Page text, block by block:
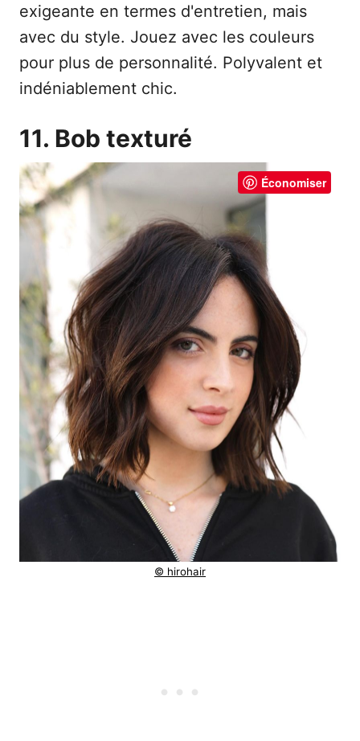
exigeante en termes d'entretien, mais
avec du style. Jouez avec les couleurs
pour plus de personnalité. Polyvalent et
indéniablement chic.
11. Bob texturé
Économiser
© hirohair